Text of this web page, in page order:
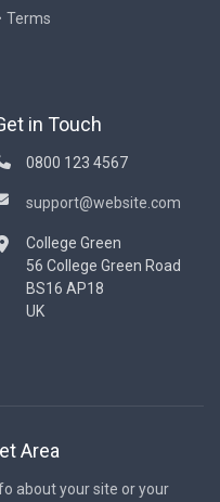
Terms
in Touch
0800 123 4567
support@website.com
College Green
56 College Green Road
BS16 AP18
UK
Area
about your site or your